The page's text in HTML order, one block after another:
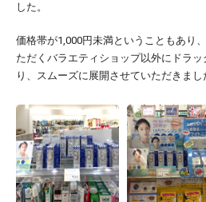
した。
価格帯が1,000円未満ということもあり
ただくバラエティショップ以外にドラ
り、スムーズに展開させていただきまし